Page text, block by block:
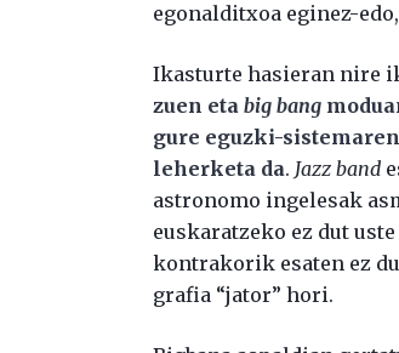
egonalditxoa eginez-
Ikasturte hasieran nire
zuen etabig bang
gure eguzki-
leherketa da. Jazz band
astronomo ingelesak
euskaratzeko ez dut
kontrakorik esaten ez
grafia “jator” hori.